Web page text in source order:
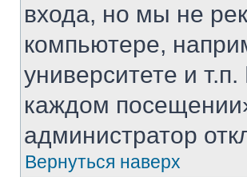
входа, но мы не
компьютере,
университете и
каждом посещении»
администратор
Вернуться наверх